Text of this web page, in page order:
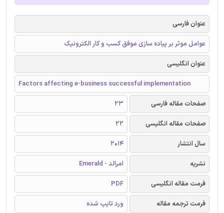
عنوان فارسی
عوامل موثر بر پیاده سازی موفق کسب و کار الکترونیک
عنوان انگلیسی
Factors affecting e-business successful implementation
صفحات مقاله فارسی
23
صفحات مقاله انگلیسی
22
سال انتشار
2014
نشریه
امرالد - Emerald
فرمت مقاله انگلیسی
PDF
فرمت ترجمه مقاله
ورد تایپ شده